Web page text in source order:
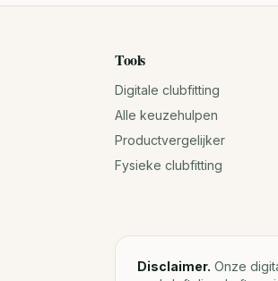
Tools
Digitale clubfitting
Alle keuzehulpen
Productvergelijker
Fysieke clubfitting
Disclaimer. Onze